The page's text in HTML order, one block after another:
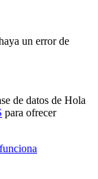
un error de
de datos de Hola
para ofrecer